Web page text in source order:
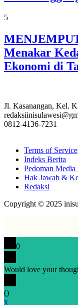
5
Menakar
Ekonomi di
Jl. Kasanangan, Kel.
0812-4136-7231
Terms of Service
Indeks Berita
Pedoman Media
Hak Jawab &
Redaksi
Copyright © 2025
0
Would love your
()
x